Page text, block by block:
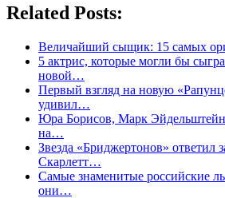
Related Posts:
Величайший сыщик: 15 самых
5 актрис, которые могли бы
новой…
Первый взгляд на новую
удивил…
Юра Борисов, Марк
на…
Звезда «Бриджертонов» ответил
Скарлетт…
Самые знаменитые российские
они…